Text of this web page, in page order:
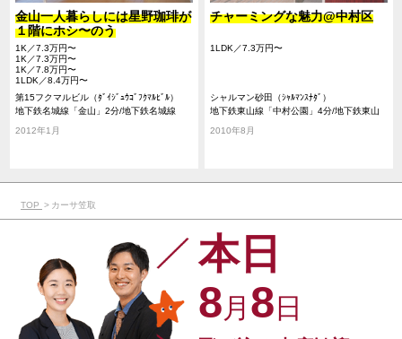
金山一人暮らしには星野珈琲が
１階にホシ〜のう
1K／7.3万円〜
1K／7.3万円〜
1K／7.8万円〜
1LDK／8.4万円〜
第15フクマルビル（ﾀﾞｲｼﾞｭｳｺﾞﾌｸﾏﾙﾋﾞﾙ）
地下鉄名城線「金山」2分/地下鉄名城線
2012年1月
チャーミングな魅力@中村区
1LDK／7.3万円〜
シャルマン砂田（ｼｬﾙﾏﾝｽﾅﾀﾞ）
地下鉄東山線「中村公園」4分/地下鉄東山
2010年8月
TOP カーサ笠取
本日
8 月 8 日